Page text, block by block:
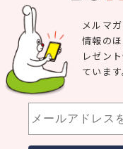
メルマ
情報の
レゼン
ています